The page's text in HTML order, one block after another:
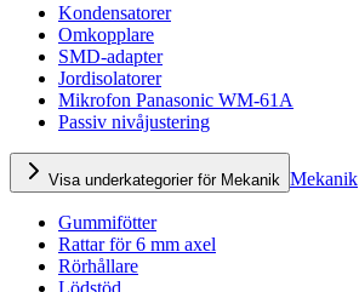
Kondensatorer
Omkopplare
SMD-adapter
Jordisolatorer
Mikrofon Panasonic WM-61A
Passiv nivåjustering
Visa underkategorier för Mekanik Mekanik
Gummifötter
Rattar för 6 mm axel
Rörhållare
Lödstöd